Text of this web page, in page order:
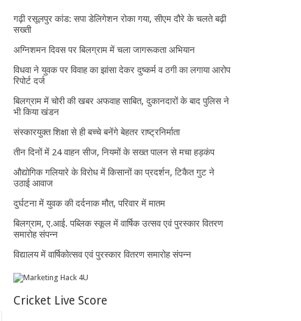
गढ़ी रसूलपुर कांड: सपा डेलिगेशन रोका गया, सीएम दौरे के चलते बढ़ी
सख्ती
अग्निशमन दिवस पर बिलग्राम में चला जागरूकता अभियान
विधवा ने युवक पर विवाह का झांसा देकर दुष्कर्म व ठगी का लगाया आरोप
रिपोर्ट दर्ज
बिलग्राम में चोरी की खबर अफवाह साबित, दुकानदारों के बाद पुलिस ने
भी किया खंडन
संस्कारयुक्त शिक्षा से ही बच्चे बनेंगे बेहतर राष्ट्रनिर्माता
तीन दिनों में 24 वाहन सीज, नियमों के सख्त पालन से मचा हड़कंप
औद्योगिक गलियारे के विरोध में किसानों का प्रदर्शन, टिकैत गुट ने
उठाई आवाज
दुर्घटना में युवक की दर्दनाक मौत, परिवार में मातम
बिलग्राम, ए.आई. पब्लिक स्कूल में वार्षिक उत्सव एवं पुरस्कार वितरण
समारोह संपन्न
विद्यालय में वार्षिकोत्सव एवं पुरस्कार वितरण समारोह संपन्न
Cricket Live Score